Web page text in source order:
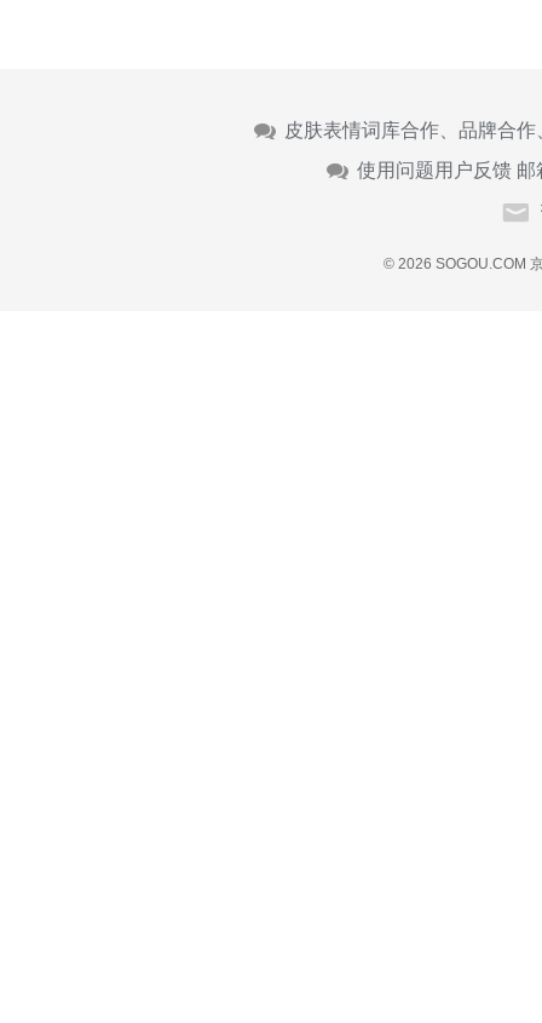
皮肤表情词库合作、品牌合
使用问题用户反馈 邮
© 2026 SOGOU.COM